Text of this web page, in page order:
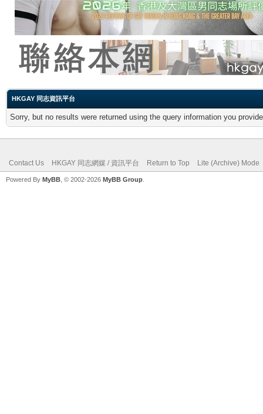
HKGAY 同志資訊平台
Sorry, but no results were returned using the query information you
Contact Us HKGAY 同志網媒 / 資訊平台 Return to Top Lite (Archive) Mode
Powered By MyBB , © 2002-2026 MyBB Group